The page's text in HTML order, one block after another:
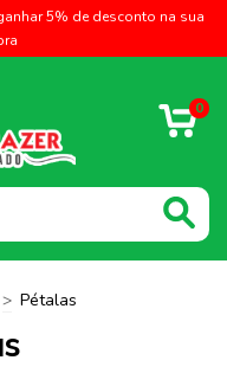
5% de desconto na sua
0
> Pétalas